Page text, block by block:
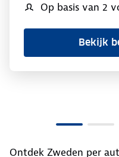
Op basis van 2
Bekijk
Ontdek Zweden per